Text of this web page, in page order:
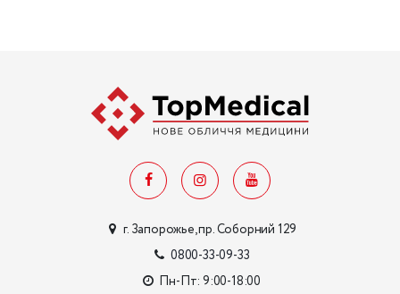
г. Запорожье, пр. Соборний 129
0800-33-09-33
Пн-Пт: 9:00-18:00